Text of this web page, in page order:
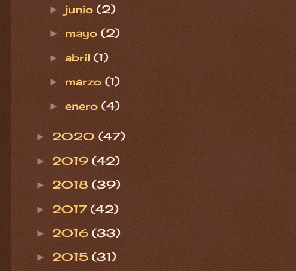
► junio(2)
► mayo(2)
►abril(1)
► marzo(1)
►enero(4)
► 2020 (47)
► 2019 (42)
► 2018 (39)
► 2017 (42)
► 2016 (33)
► 2015 (31)